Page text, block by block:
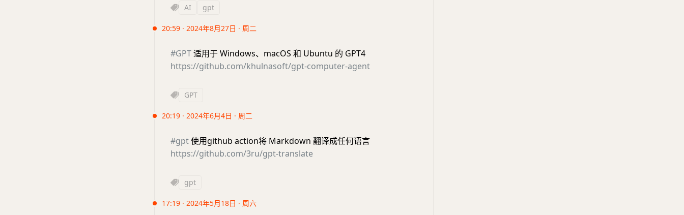
AI gpt
20:59 · 2024年8月27日 · 周二
#GPT适用于 Windows、macOS 和 Ubuntu 的 GPT4
https://github.com/khulnasoft/gpt-computer-agent
GPT
20:19 · 2024年6月4日 · 周二
#gpt使用github action将 Markdown 翻译成任何语言
https://github.com/3ru/gpt-translate
gpt
17:19 · 2024年5月18日 · 周六